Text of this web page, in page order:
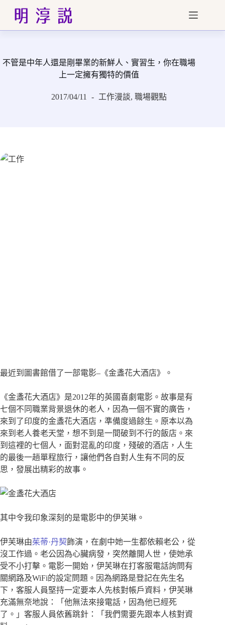
主
容不管是中年人還是剛畢業的新鮮人、實習生，你在職場
上一定擁有獨特的價值
2017/04/11 工作漫談,職場觀點
最近到圖書館借了一部電影–《金盞花大酒店》。
《金盞花大酒店》是2012年的英國喜劇電影。故事是有
七個不同職業背景退休的老人，因為一個不實的廣告，
來到了印度的金盞花大酒店，準備度過餘生。原本以為
來到老人養老天堂，想不到是一間破到不行的飯店。來
到這裡的七個人，面對混亂的印度，殘破的酒店，人生
的最後一趟單程旅行，讓他們各自對人生有不同的反
思，發展出精彩的故事。
其中令我印象深刻的是電影中的伊芙琳。
伊芙琳由茱蒂·丹契飾演，在劇中她一生都依賴老公，從
沒工作過。老公因為心臟病發，突然離開人世，使她承
受不小打擊。電影一開始，伊芙琳在打客服電話詢問有
關網路及WiFi的設定問題。因為網路是登記在先生名
下，客服人員堅持一定要本人先核對帳戶資料，伊芙琳
充滿無奈地說：「他無法來接電話，因為他已經死
了。」客服人員依舊跳針：「我們需要先跟本人核對資